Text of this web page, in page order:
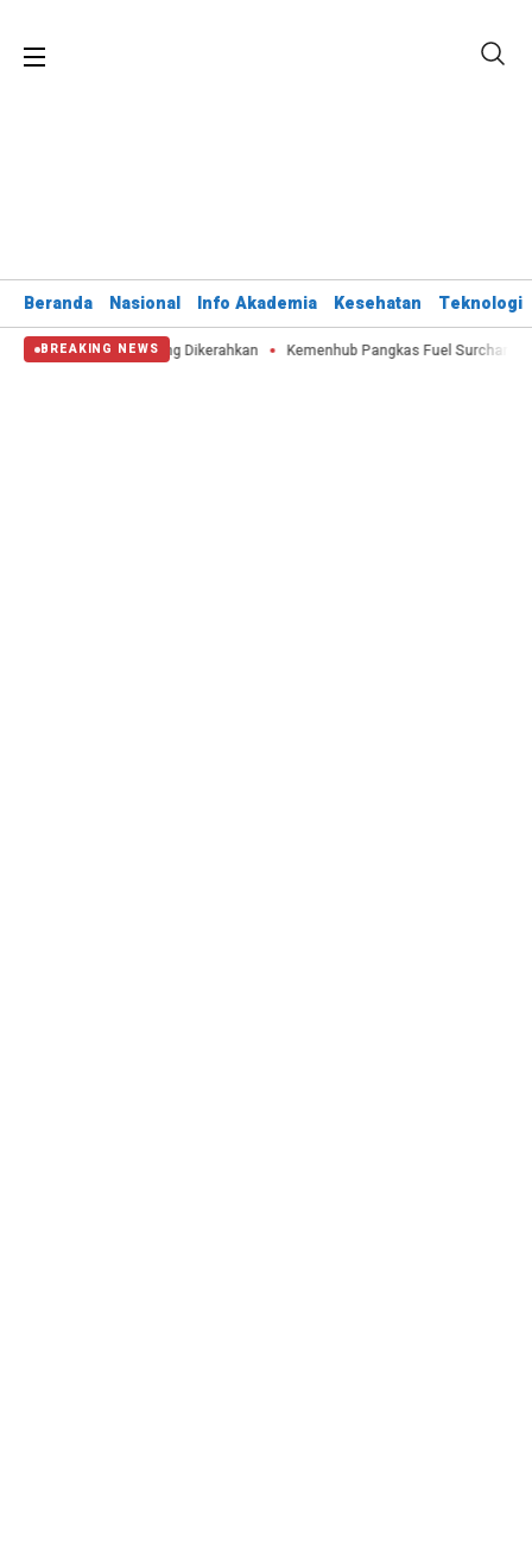
Beranda Nasional Info Akademia Kesehatan Teknologi
BREAKING NEWS
Bombing Dikerahkan Kemenhub Pangkas Fuel Surcharge Tiket